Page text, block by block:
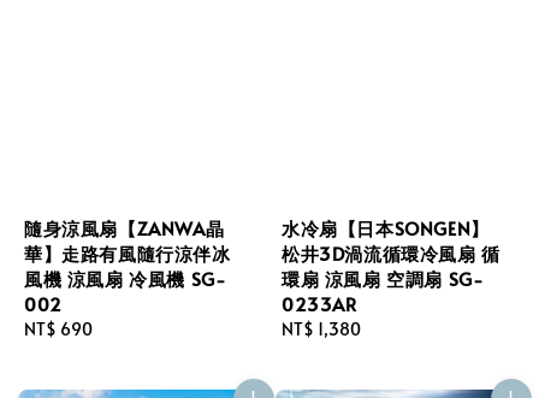
隨身涼風扇【ZANWA晶
華】走路有風隨行涼伴冰
風機 涼風扇 冷風機 SG-
002
Regular
NT$ 690
水冷扇【日本SONGEN】
松井3D渦流循環冷風扇 循
環扇 涼風扇 空調扇 SG-
0233AR
Regular
NT$ 1,380